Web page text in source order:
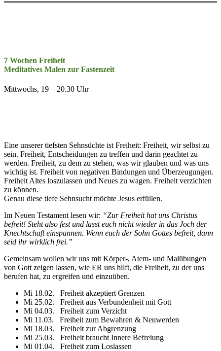
7 Wochen Freiheit
Meditatives Malen zur Fastenzeit
Mittwochs, 19 – 20.30 Uhr
Eine unserer tiefsten Sehnsüchte ist Freiheit: Freiheit, wir selbst zu
sein. Freiheit, Entscheidungen zu treffen und darin geachtet zu
werden. Freiheit, zu dem zu stehen, was wir glauben und was uns
wichtig ist. Freiheit von negativen Bindungen und Überzeugungen.
Freiheit Altes loszulassen und Neues zu wagen. Freiheit verzichten
zu können.
Genau diese tiefe Sehnsucht möchte Jesus erfüllen.
Im Neuen Testament lesen wir: “Zur Freiheit hat uns Christus
befreit! Steht also fest und lasst euch nicht wieder in das Joch der
Knechtschaft einspannen. Wenn euch der Sohn Gottes befreit, dann
seid ihr wirklich frei.”
Gemeinsam wollen wir uns mit Körper-, Atem- und Malübungen
von Gott zeigen lassen, wie ER uns hilft, die Freiheit, zu der uns
berufen hat, zu ergreifen und einzuüben.
Mi 18.02. Freiheit akzeptiert Grenzen
Mi 25.02. Freiheit aus Verbundenheit mit Gott
Mi 04.03. Freiheit zum Verzicht
Mi 11.03. Freiheit zum Bewahren & Neuwerden
Mi 18.03. Freiheit zur Abgrenzung
Mi 25.03. Freiheit braucht Innere Befreiung
Mi 01.04. Freiheit zum Loslassen